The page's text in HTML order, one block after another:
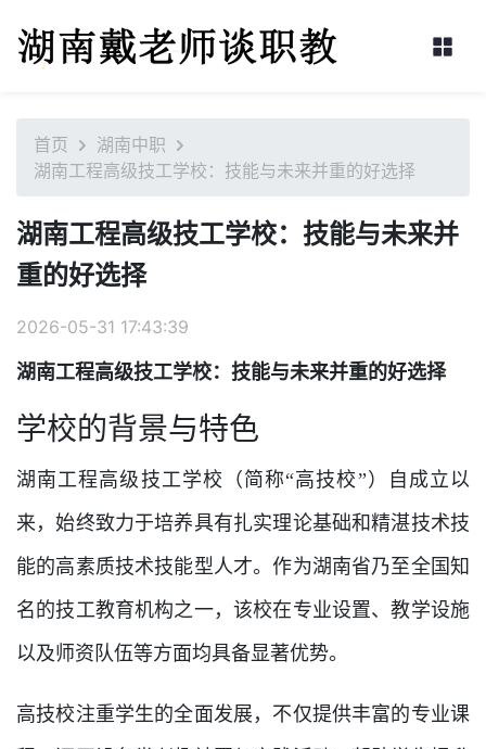
首页
湖南中职
湖南工程高级技工学校：技能与未来并重的好选择
湖南工程高级技工学校：技能与未来并
重的好选择
2026-05-31 17:43:39
湖南工程高级技工学校：技能与未来并重的好选择
学校的背景与特色
湖南工程高级技工学校（简称“高技校”）自成立以
来，始终致力于培养具有扎实理论基础和精湛技术技
能的高素质技术技能型人才。作为湖南省乃至全国知
名的技工教育机构之一，该校在专业设置、教学设施
以及师资队伍等方面均具备显著优势。
高技校注重学生的全面发展，不仅提供丰富的专业课